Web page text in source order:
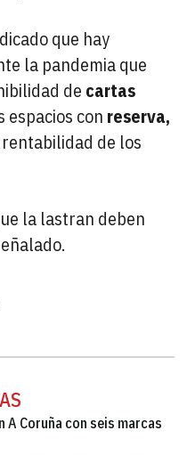
que hay
la pandemia que
de cartas
espacios con reserva,
de los
la lastran deben
A Coruña con seis marcas